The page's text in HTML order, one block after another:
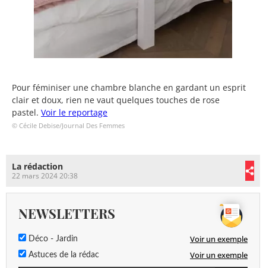
Pour féminiser une chambre blanche en gardant un esprit
clair et doux, rien ne vaut quelques touches de rose
pastel. Voir le reportage
© Cécile Debise/Journal Des Femmes
La rédaction
22 mars 2024 20:38
NEWSLETTERS
Déco - Jardin Voir un exemple
Astuces de la rédac Voir un exemple